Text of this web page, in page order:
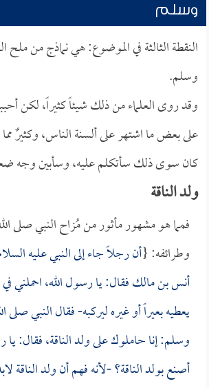
وسلم
النقطة الثالثة في الموضوع: هي نماذج من ملح
وسلم.
وقد روى العلماء من ذلك شيئاً كثيراً، لكن
على بعض ما اشتهر على ألسنة الناس، وكثيرٌ
كان سوى ذلك سأتكلم عليه، وسأبين وجه
ولد الناقة
فمما هو مشهور مأثور من مُزاح النبي صلى
وطرائفه: {أن رجلاً جاء إلى النبي عليه
أنس بن مالكفقال: يا رسول الله، احملني
يعطيه بعيراً أو غيره ليركبه- فقال النبي صلى
وسلم: إنا حاملوك على ولد الناقة، فقال: يا
أصنع بولد الناقة؟ -لأنه فهم أن ولد الناقة